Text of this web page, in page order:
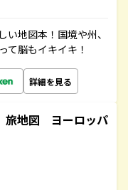
地図本！国境や州、
て脳もイキイキ！
詳細を見る
旅地図 ヨーロッパ